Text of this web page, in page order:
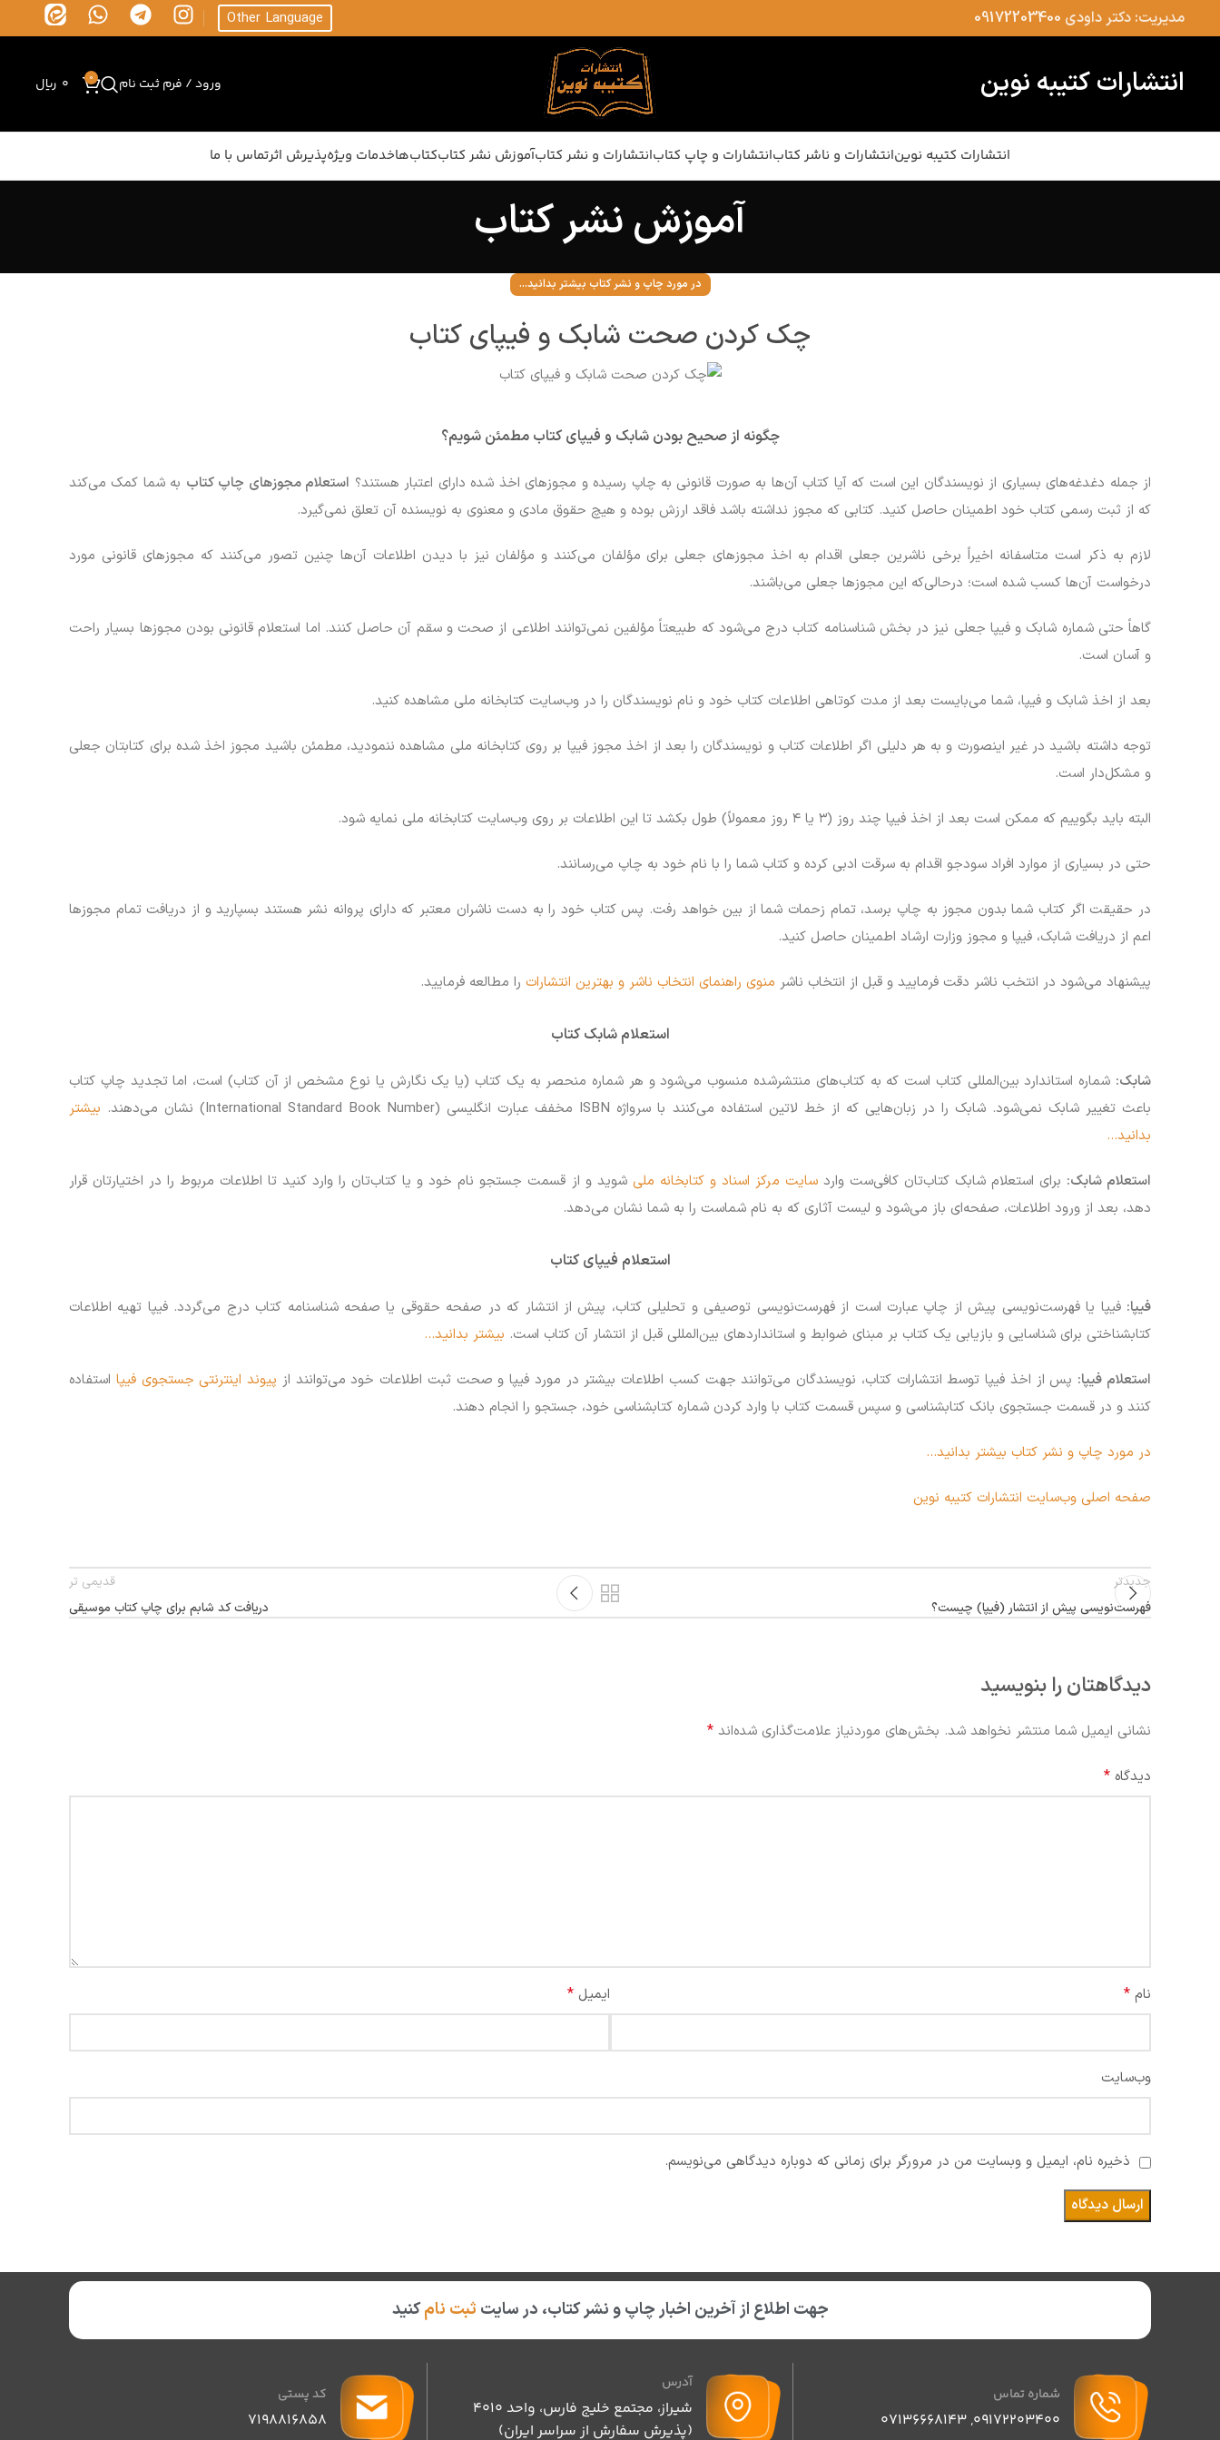
مدیریت: دکتر داودی 09172203400
Other Language
انتشارات کتیبه نوین ورود / فرم ثبت نام 0 ریال 0
انتشارات کتیبه نوینانتشارات و ناشر کتابانتشارات و چاپ کتابانتشارات و نشر کتابآموزش نشر کتابکتاب‌هاخدمات ویژهپذیرش اثرتماس با ما
آموزش نشر کتاب
در مورد چاپ و نشر کتاب بیشتر بدانید...
چک کردن صحت شابک و فیپای کتاب
چگونه از صحیح بودن شابک و فیپای کتاب مطمئن شویم؟
از جمله دغدغه‌های بسیاری از نویسندگان این است که آیا کتاب آن‌ها به صورت قانونی به چاپ رسیده و مجوزهای اخذ شده دارای اعتبار هستند؟ استعلام مجوزهای چاپ کتاب به شما کمک می‌کند
که از ثبت رسمی کتاب خود اطمینان حاصل کنید. کتابی که مجوز نداشته باشد فاقد ارزش بوده و هیچ حقوق مادی و معنوی به نویسنده آن تعلق نمی‌گیرد.
لازم به ذکر است متاسفانه اخیراً برخی ناشرین جعلی اقدام به اخذ مجوزهای جعلی برای مؤلفان می‌کنند و مؤلفان نیز با دیدن اطلاعات آن‌ها چنین تصور می‌کنند که مجوزهای قانونی مورد
درخواست آن‌ها کسب شده است؛ در‌حالی‌که این مجوزها جعلی می‌باشند.
گاهاً حتی شماره شابک و فیپا جعلی نیز در بخش شناسنامه کتاب درج می‌شود که طبیعتاً مؤلفین نمی‌توانند اطلاعی از صحت و سقم آن حاصل کنند. اما استعلام قانونی بودن مجوزها بسیار راحت
و آسان است.
بعد از اخذ شابک و فیپا، شما می‌بایست بعد از مدت کوتاهی اطلاعات کتاب خود و نام نویسندگان را در وب‌سایت کتابخانه ملی مشاهده کنید.
توجه داشته باشید در غیر اینصورت و به هر دلیلی اگر اطلاعات کتاب و نویسندگان را بعد از اخذ مجوز فیپا بر روی کتابخانه ملی مشاهده ننمودید، مطمئن باشید مجوز اخذ شده برای کتابتان جعلی
و مشکل‌دار است.
البته باید بگوییم که ممکن است بعد از اخذ فیپا چند روز (۳ یا ۴ روز معمولاً) طول بکشد تا این اطلاعات بر روی وب‌سایت کتابخانه ملی نمایه شود.
حتی در بسیاری از موارد افراد سودجو اقدام به سرقت ادبی کرده و کتاب شما را با نام خود به چاپ می‌رسانند.
در حقیقت اگر کتاب شما بدون مجوز به چاپ برسد، تمام زحمات شما از بین خواهد رفت. پس کتاب خود را به دست ناشران معتبر که دارای پروانه نشر هستند بسپارید و از دریافت تمام مجوزها
اعم از دریافت شابک، فیپا و مجوز وزارت ارشاد اطمینان حاصل کنید.
پیشنهاد می‌شود در انتخب ناشر دقت فرمایید و قبل از انتخاب ناشر منوی راهنمای انتخاب ناشر و بهترین انتشارات را مطالعه فرمایید.
استعلام شابک کتاب
شابک: شماره استاندارد بین‌المللی کتاب است که به کتاب‌های منتشرشده منسوب می‌شود و هر شماره منحصر به یک کتاب (یا یک نگارش یا نوع مشخص از آن کتاب) است، اما تجدید چاپ کتاب
باعث تغییر شابک نمی‌شود. شابک را در زبان‌هایی که از خط لاتین استفاده می‌کنند با سرواژه ISBN مخفف عبارت انگلیسی (International Standard Book Number) نشان می‌دهند.
بیشتر
بدانید…
استعلام شابک: برای استعلام شابک کتاب‌تان کافی‌ست واردسایت مرکز اسناد و کتابخانه ملی شوید و از قسمت جستجو نام خود و یا کتاب‌تان را وارد کنید تا اطلاعات مربوط را در اختیارتان قرار
دهد، بعد از ورود اطلاعات، صفحه‌ای باز می‌شود و لیست آثاری که به نام شماست را به شما نشان می‌دهد.
استعلام فیپای کتاب
فیپا: فیپا یا فهرست‌نویسی پیش از چاپ عبارت است از فهرست‌نویسی توصیفی و تحلیلی کتاب، پیش از انتشار که در صفحه حقوقی یا صفحه شناسنامه کتاب درج می‌گردد. فیپا تهیه اطلاعات
کتابشناختی برای شناسایی و بازیابی یک کتاب بر مبنای ضوابط و استانداردهای بین‌المللی قبل از انتشار آن کتاب است. بیشتر بدانید…
استعلام فیپا: پس از اخذ فیپا توسط انتشارات کتاب، نویسندگان می‌توانند جهت کسب اطلاعات بیشتر در مورد فیپا و صحت ثبت اطلاعات خود می‌توانند از پیوند اینترنتی جستجوی فیپا استفاده
کنند و در قسمت جستجوی بانک کتابشناسی و سپس قسمت کتاب با وارد کردن شماره کتابشناسی خود، جستجو را انجام دهند.
در مورد چاپ و نشر کتاب بیشتر بدانید…
صفحه اصلی وب‌سایت انتشارات کتیبه نوین
جدیدتر
فهرست‌نویسی پیش از انتشار (فیپا) چیست؟
قدیمی تر
دریافت کد شابم برای چاپ کتاب موسیقی
دیدگاهتان را بنویسید
نشانی ایمیل شما منتشر نخواهد شد. بخش‌های موردنیاز علامت‌گذاری شده‌اند *
دیدگاه *
نام * ایمیل *
وب‌سایت
ذخیره نام، ایمیل و وبسایت من در مرورگر برای زمانی که دوباره دیدگاهی می‌نویسم.
جهت اطلاع از آخرین اخبار چاپ و نشر کتاب، در سایت ثبت نامکنید
شماره تماس
09172203400
,
07136668143
آدرس
شیراز، مجتمع خلیج فارس، واحد ۴۰۱۰
(پذیرش سفارش از سراسر ایران)
کد پستی
۷۱۹۸۸۱۶۸۵۸